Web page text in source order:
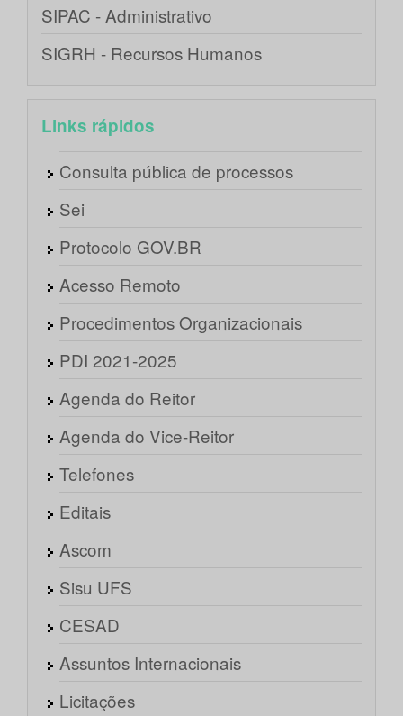
SIPAC - Administrativo
SIGRH - Recursos Humanos
Links rápidos
Consulta pública de processos
Sei
Protocolo GOV.BR
Acesso Remoto
Procedimentos Organizacionais
PDI 2021-2025
Agenda do Reitor
Agenda do Vice-Reitor
Telefones
Editais
Ascom
Sisu UFS
CESAD
Assuntos Internacionais
Licitações